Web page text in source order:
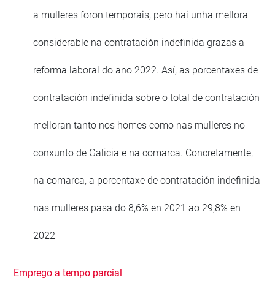
a mulleres foron temporais, pero hai unha mellora
considerable na contratación indefinida grazas a
reforma laboral do ano 2022. Así, as porcentaxes de
contratación indefinida sobre o total de contratación
melloran tanto nos homes como nas mulleres no
conxunto de Galicia e na comarca. Concretamente,
na comarca, a porcentaxe de contratación indefinida
nas mulleres pasa do 8,6% en 2021 ao 29,8% en
2022
Emprego a tempo parcial